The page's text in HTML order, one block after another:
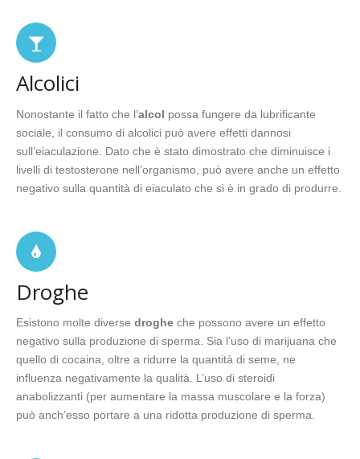
Alcolici
Nonostante il fatto che l’alcol possa fungere da lubrificante
sociale, il consumo di alcolici può avere effetti dannosi
sull’eiaculazione. Dato che è stato dimostrato che diminuisce i
livelli di testosterone nell’organismo, può avere anche un effetto
negativo sulla quantità di eiaculato che si è in grado di produrre.
Droghe
Esistono molte diverse droghe che possono avere un effetto
negativo sulla produzione di sperma. Sia l’uso di marijuana che
quello di cocaina, oltre a ridurre la quantità di seme, ne
influenza negativamente la qualità. L’uso di steroidi
anabolizzanti (per aumentare la massa muscolare e la forza)
può anch’esso portare a una ridotta produzione di sperma.